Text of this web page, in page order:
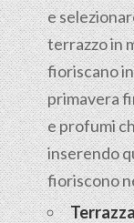
e
terrazzo in
fioriscano
primavera
e profumi
inserendo
fioriscono